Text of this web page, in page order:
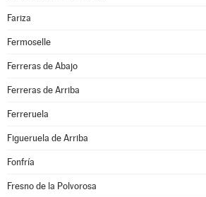
Fariza
Fermoselle
Ferreras de Abajo
Ferreras de Arriba
Ferreruela
Figueruela de Arriba
Fonfría
Fresno de la Polvorosa